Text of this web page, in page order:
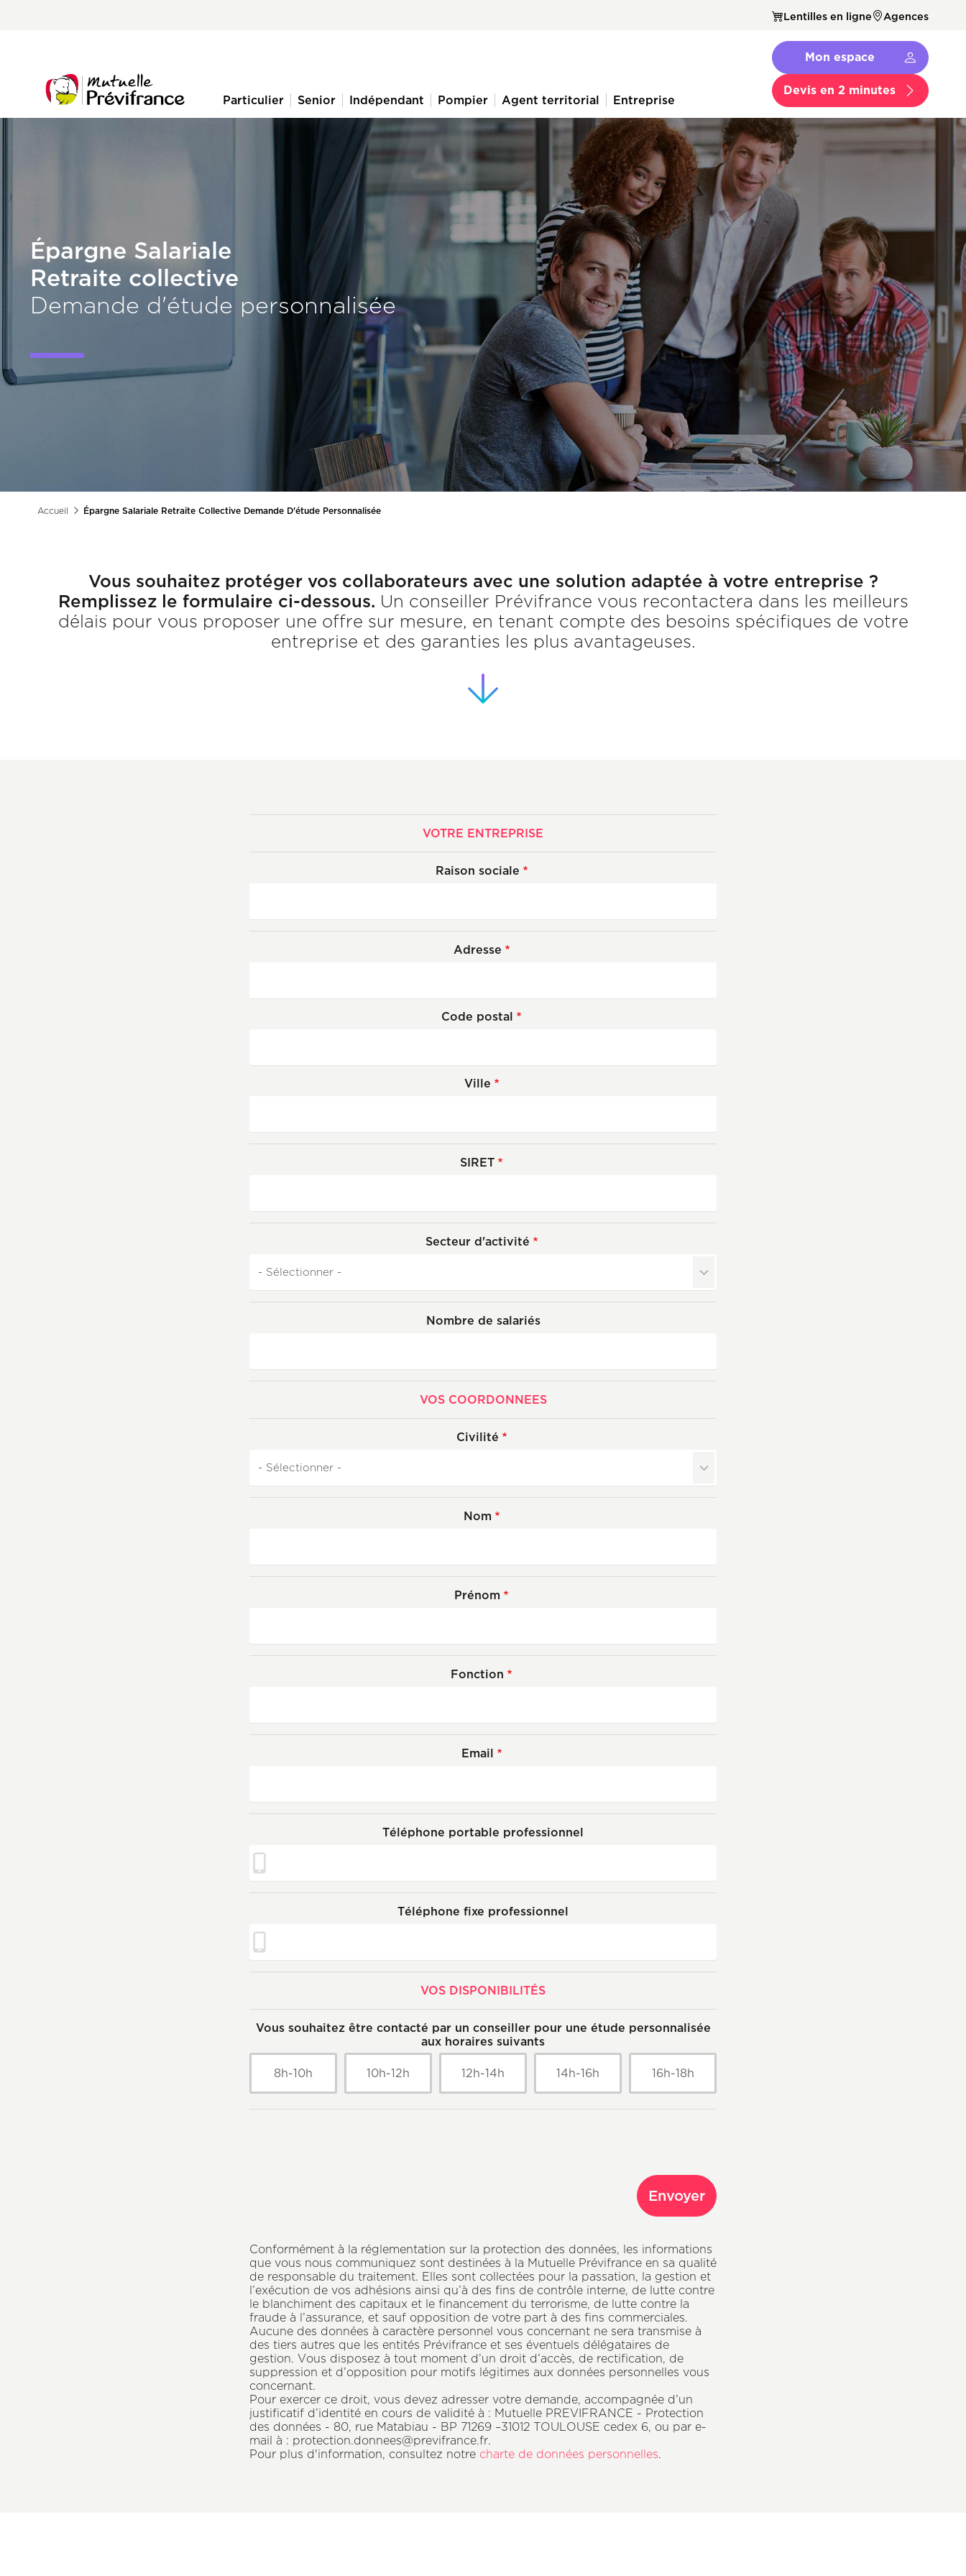
Axeptio consent
Lentilles en ligne Agences
Navigation
principale
Particulier Senior Indépendant Pompier Agent territorial Entreprise
Navbar
Menu
Secondaire
Mon espace
Devis en 2 minutes
Épargne Salariale
Retraite collective
Demande d'étude personnalisée
Fil
Accueil Épargne Salariale Retraite Collective Demande D'étude Personnalisée
Vous souhaitez protéger vos collaborateurs avec une solution adaptée à votre entreprise ?
Remplissez le formulaire ci-dessous. Un conseiller Prévifrance vous recontactera dans les meilleurs
délais pour vous proposer une offre sur mesure, en tenant compte des besoins spécifiques de votre
entreprise et des garanties les plus avantageuses.
VOTRE ENTREPRISE
Raison sociale
Adresse
Adresse
Code postal
Ville
SIRET
Secteur d'activité
Nombre de salariés
VOS COORDONNEES
Civilité
Nom
Prénom
Fonction
Email
Téléphone portable professionnel
Téléphone fixe professionnel
VOS DISPONIBILITÉS
Vous souhaitez être contacté par un conseiller pour une étude personnalisée
aux horaires suivants
8h-10h 10h-12h 12h-14h 14h-16h 16h-18h
Envoyer
Conformément à la réglementation sur la protection des données, les informations
que vous nous communiquez sont destinées à la Mutuelle Prévifrance en sa qualité
de responsable du traitement. Elles sont collectées pour la passation, la gestion et
l’exécution de vos adhésions ainsi qu’à des fins de contrôle interne, de lutte contre
le blanchiment des capitaux et le financement du terrorisme, de lutte contre la
fraude à l’assurance, et sauf opposition de votre part à des fins commerciales.
Aucune des données à caractère personnel vous concernant ne sera transmise à
des tiers autres que les entités Prévifrance et ses éventuels délégataires de
gestion. Vous disposez à tout moment d’un droit d’accès, de rectification, de
suppression et d’opposition pour motifs légitimes aux données personnelles vous
concernant.
Pour exercer ce droit, vous devez adresser votre demande, accompagnée d’un
justificatif d’identité en cours de validité à : Mutuelle PREVIFRANCE - Protection
des données - 80, rue Matabiau - BP 71269 –31012 TOULOUSE cedex 6, ou par e-
mail à : protection.donnees@previfrance.fr.
Pour plus d'information, consultez notre charte de données personnelles.